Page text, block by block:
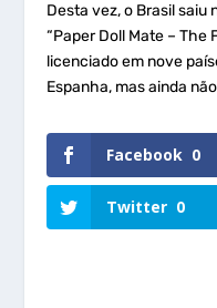
Desta vez, o Brasil saiu
“Paper Doll Mate – The
licenciado em nove
Espanha, mas ainda
Facebook 0
Twitter 0